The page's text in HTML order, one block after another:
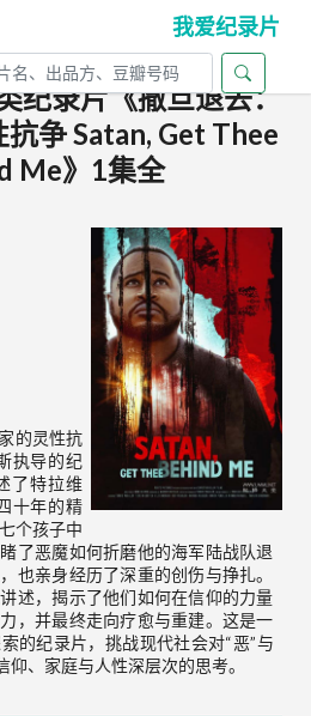
我爱纪录片
纪录片《撒旦退去：
争 Satan, Get Thee
Me》1集全
的灵性抗
执导的纪
了特拉维
十年的精
个孩子中
了恶魔如何折磨他的海军陆战队退
也亲身经历了深重的创伤与挣扎。
述，揭示了他们如何在信仰的力量
，并最终走向疗愈与重建。这是一
的纪录片，挑战现代社会对“恶”与
仰、家庭与人性深层次的思考。